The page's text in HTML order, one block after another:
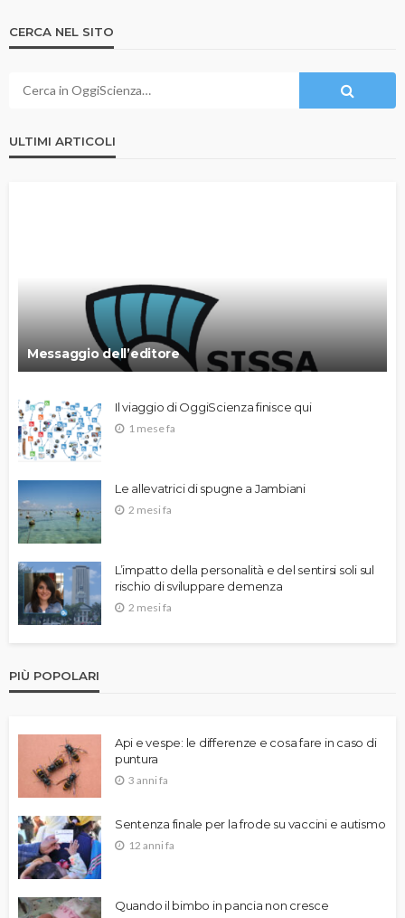
CERCA NEL SITO
ULTIMI ARTICOLI
Messaggio dell’editore
Il viaggio di OggiScienza finisce qui
1 mese fa
Le allevatrici di spugne a Jambiani
2 mesi fa
L’impatto della personalità e del sentirsi soli sul
rischio di sviluppare demenza
2 mesi fa
PIÙ POPOLARI
Api e vespe: le differenze e cosa fare in caso di
puntura
3 anni fa
Sentenza finale per la frode su vaccini e autismo
12 anni fa
Quando il bimbo in pancia non cresce